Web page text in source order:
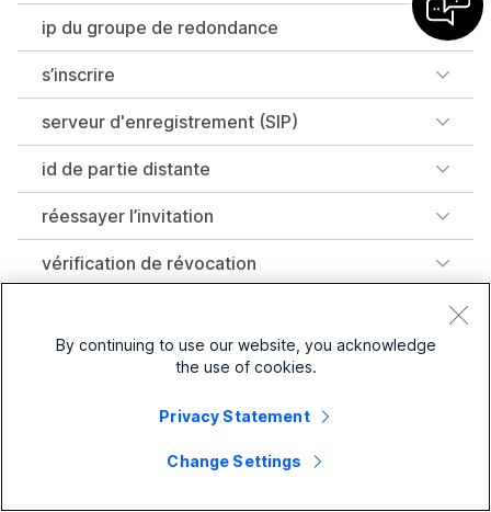
ip du groupe de redondance
s’inscrire
serveur d'enregistrement (SIP)
id de partie distante
réessayer l’invitation
vérification de révocation
type de charge utile rtp
règle(traductionvocale-règle)
By continuing to use our website, you acknowledge
the use of cookies.
Privacy Statement
Change Settings